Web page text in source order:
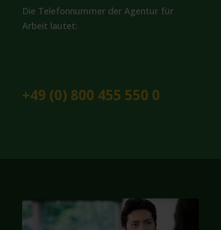
Die Telefonnummer der Agentur für
Arbeit lautet:
+49 (0) 800 455 550 0